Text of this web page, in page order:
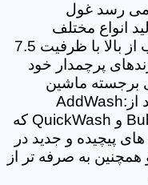
می رسد غول
انواع مختلف
لباسشویی های درب از جلو و درب از بالا با ظرفیت 7.5
پرچمدار خود
برجسته ماشین
لباسشویی های سامسونگ عبارتند از:AddWash
Bubble Wash VRT Smart Control و QuickWash که
پیچیده و جدید در
به صرفه تر از